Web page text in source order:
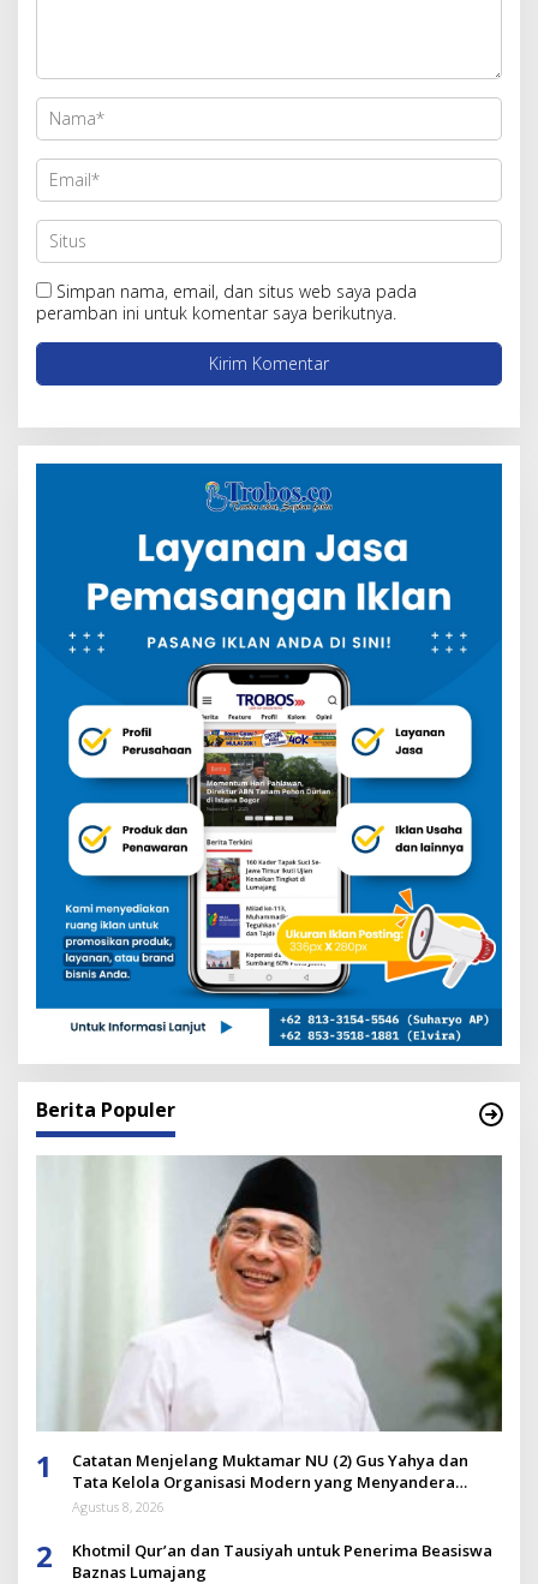
Simpan nama, email, dan situs web saya pada
peramban ini untuk komentar saya berikutnya.
Berita Populer
1
Catatan Menjelang Muktamar NU (2) Gus Yahya dan
Tata Kelola Organisasi Modern yang Menyandera
Dirinya
Agustus 8, 2026
2
Khotmil Qur’an dan Tausiyah untuk Penerima Beasiswa
Baznas Lumajang